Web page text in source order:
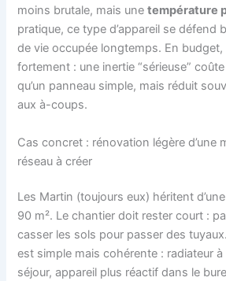
moins brutale, mais unetempérature
pratique, ce type d’appareil se défend
de vie occupée longtemps. En
fortement : une inertie “sérieuse”
qu’un panneau simple, mais réduit
aux à-coups.
Cas concret : rénovation légère d’une
réseau à créer
Les Martin (toujours eux) héritent
90 m². Le chantier doit rester court :
casser les sols pour passer des
est simple mais cohérente : radiateur
séjour, appareil plus réactif dans le